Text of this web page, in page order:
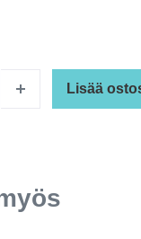
Lisää